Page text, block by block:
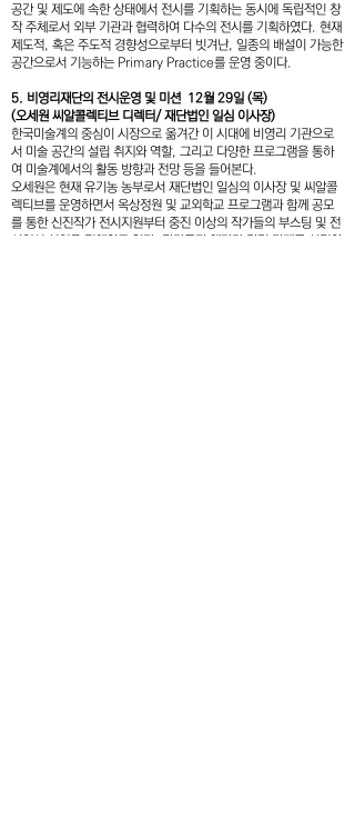
공간 및 제도에 속한 상태에서 전시를 기획하는 동시에 독립적인 창
작 주체로서 외부 기관과 협력하여 다수의 전시를 기획하였다. 현재
제도적, 혹은 주도적 경향성으로부터 빗겨난, 일종의 배설이 가능한
공간으로서 기능하는 Primary Practice를 운영 중이다.
5. 비영리재단의 전시운영 및 미션 12월 29일 (목)
(오세원 씨알콜렉티브 디렉터/ 재단법인 일심 이사장)
한국미술계의 중심이 시장으로 옮겨간 이 시대에 비영리 기관으로
서 미술 공간의 설립 취지와 역할, 그리고 다양한 프로그램을 통하
여 미술계에서의 활동 방향과 전망 등을 들어본다.
오세원은 현재 유기농 농부로서 재단법인 일심의 이사장 및 씨알콜
렉티브를 운영하면서 옥상정원 및 교외학교 프로그램과 함께 공모
를 통한 신진작가 전시지원부터 중진 이상의 작가들의 부스팅 및 전
시형식 실험을 진행하고 있다. 작가들과 해마다 당면 과제를 설정하